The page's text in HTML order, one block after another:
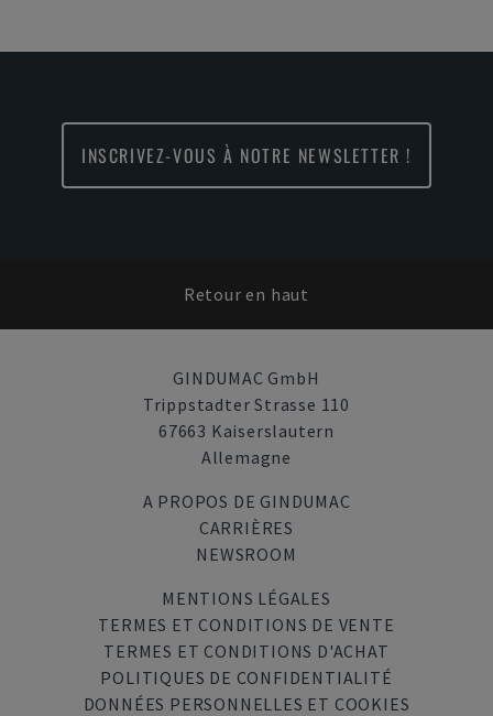
INSCRIVEZ-VOUS À NOTRE NEWSLETTER !
Retour en haut
GINDUMAC GmbH
Trippstadter Strasse 110
67663 Kaiserslautern
Allemagne
A PROPOS DE GINDUMAC
CARRIÈRES
NEWSROOM
MENTIONS LÉGALES
TERMES ET CONDITIONS DE VENTE
TERMES ET CONDITIONS D'ACHAT
POLITIQUES DE CONFIDENTIALITÉ
DONNÉES PERSONNELLES ET COOKIES